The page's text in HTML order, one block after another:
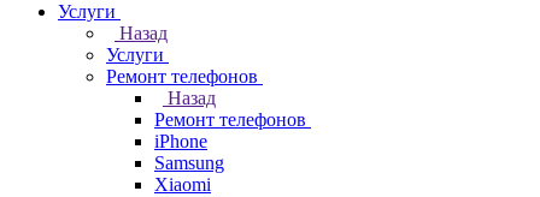
Услуги
Назад
Услуги
Ремонт телефонов
Назад
Ремонт телефонов
iPhone
Samsung
Xiaomi